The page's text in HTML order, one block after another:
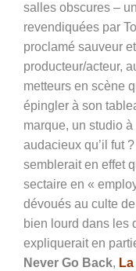
salles obscures –
revendiquées par
proclamé sauveur
producteur/acteur,
metteurs en scène
épingler à son
marque, un studio
audacieux qu’il fut
semblerait en effet
sectaire en «
dévoués au culte
bien lourd dans les
expliquerait en
Never Go Back,